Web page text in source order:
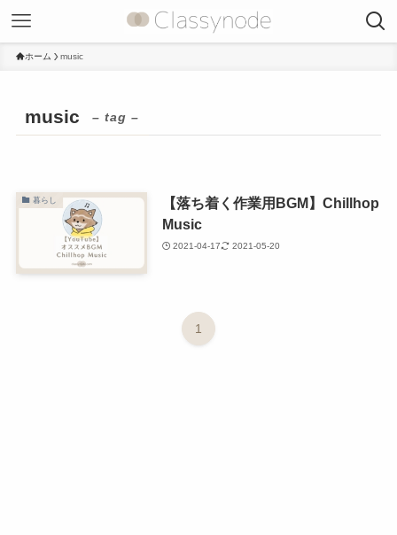
ホーム music
music – tag –
暮らし
【落ち着く作業用BGM】Chillhop
Music
2021-04-17 2021-05-20
1